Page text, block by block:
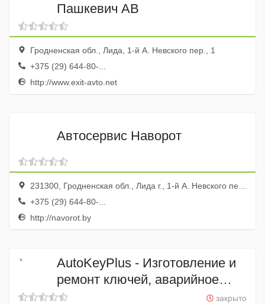
Пашкевич АВ
Гродненская обл., Лида, 1-й А. Невского пер., 1
+375 (29) 644-80-...
http://www.exit-avto.net
Автосервис Наворот
231300, Гродненская обл., Лида г., 1-й А. Невского пер., ГК 43, бокс 30-31
+375 (29) 644-80-...
http://navorot.by
AutoKeyPlus - Изготовление и
ремонт ключей, аварийное
вскрытие замков в Лиде.
закрыто